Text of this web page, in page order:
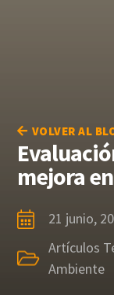
VOLVER AL
mejora
21 junio,
Artículos
Ambiente